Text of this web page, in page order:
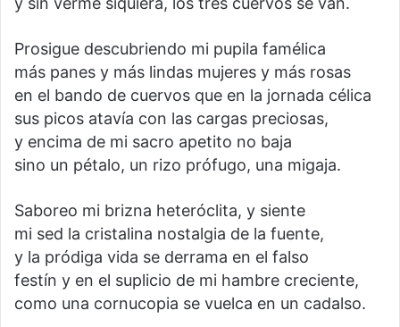
Prosigue descubriendo mi pupila famélica
más panes y más lindas mujeres y más rosas
en el bando de cuervos que en la jornada célica
sus picos atavía con las cargas preciosas,
y encima de mi sacro apetito no baja
sino un pétalo, un rizo prófugo, una migaja.
Saboreo mi brizna heteróclita, y siente
mi sed la cristalina nostalgia de la fuente,
y la pródiga vida se derrama en el falso
festín y en el suplicio de mi hambre creciente,
como una cornucopia se vuelca en un cadalso.